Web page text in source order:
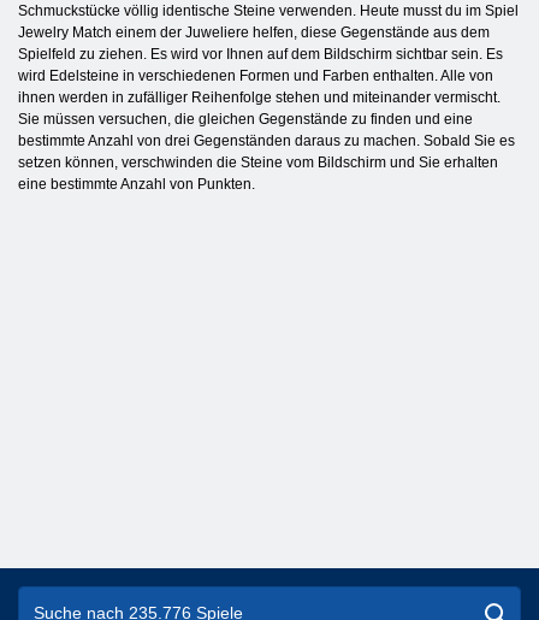
Schmuckstücke völlig identische Steine ​​verwenden. Heute musst du im Spiel
Jewelry Match einem der Juweliere helfen, diese Gegenstände aus dem
Spielfeld zu ziehen. Es wird vor Ihnen auf dem Bildschirm sichtbar sein. Es
wird Edelsteine ​​in verschiedenen Formen und Farben enthalten. Alle von
ihnen werden in zufälliger Reihenfolge stehen und miteinander vermischt.
Sie müssen versuchen, die gleichen Gegenstände zu finden und eine
bestimmte Anzahl von drei Gegenständen daraus zu machen. Sobald Sie es
setzen können, verschwinden die Steine ​​vom Bildschirm und Sie erhalten
eine bestimmte Anzahl von Punkten.